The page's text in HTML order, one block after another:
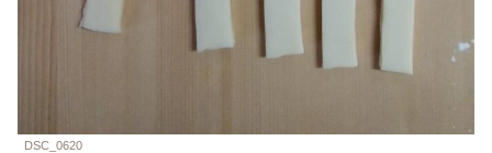
DSC_0620